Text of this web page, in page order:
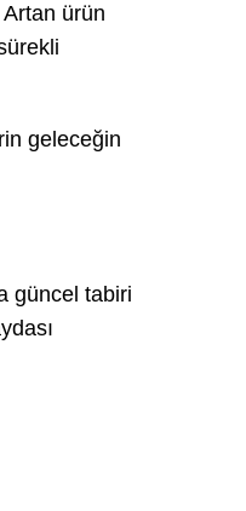
ürün
geleceğin
güncel tabiri